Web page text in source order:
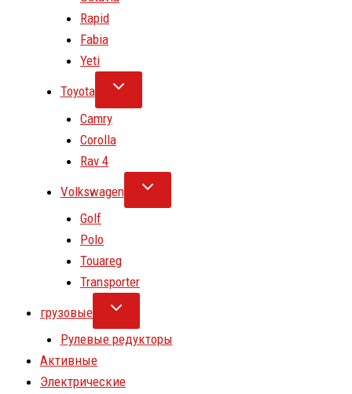
Rapid
Fabia
Yeti
Toyota
Camry
Corolla
Rav 4
Volkswagen
Golf
Polo
Touareg
Transporter
грузовые
Рулевые редукторы
Активные
Электрические